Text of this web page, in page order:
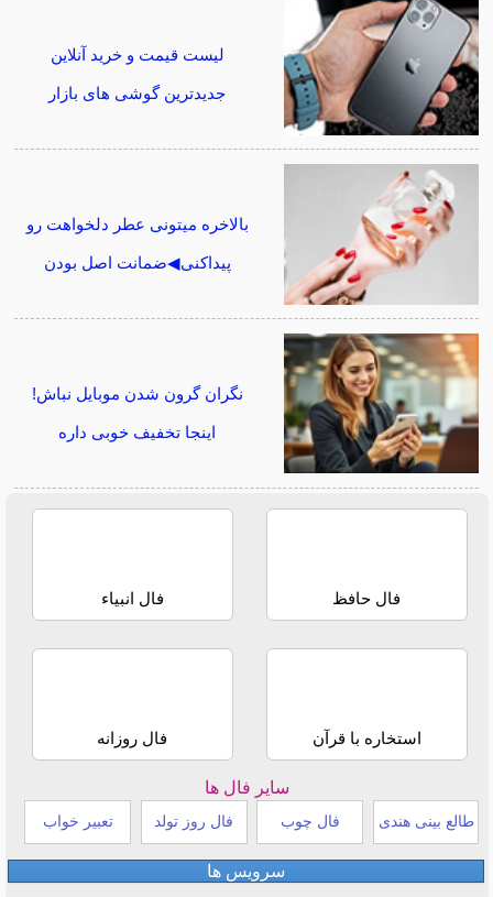
لیست قیمت و خرید آنلاین
جدیدترین گوشی های بازار
بالاخره میتونی عطر دلخواهت رو
پیداکنی◀ضمانت اصل بودن
نگران گرون شدن موبایل نباش!
اینجا تخفیف خوبی داره
فال حافظ فال انبیاء
استخاره با قرآن فال روزانه
سایر فال ها
طالع بینی هندی فال چوب فال روز تولد تعبیر خواب
سرویس ها